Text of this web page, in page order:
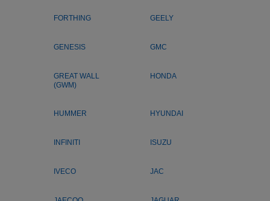
FORTHING GEELY
GENESIS GMC
GREAT WALL
(GWM)
HONDA
HUMMER HYUNDAI
INFINITI ISUZU
IVECO JAC